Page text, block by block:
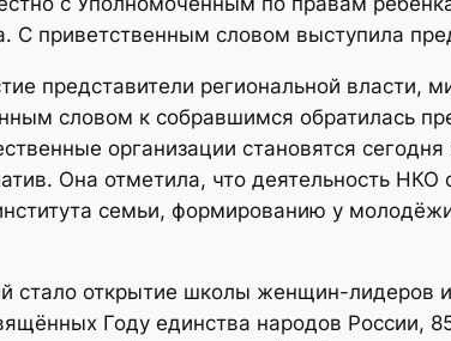
С приветственным словом выступила
представители региональной
словом к собравшимся обратилась
организации становятся
Она отметила, что деятельность НКО
семьи, формированию у
стало открытие школы женщин-лидеров
Году единства народов России,